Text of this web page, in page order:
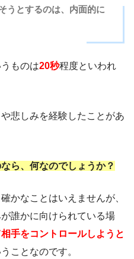
うとするのは、内面的に
ものは20秒程度といわれ
悲しみを経験したことがあ
ら、何なのでしょうか？
かなことはいえませんが、
誰かに向けられている場
手をコントロールしようと
ことなのです。